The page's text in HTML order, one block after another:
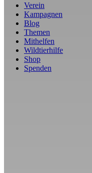
Verein
Kampagnen
Blog
Themen
Mithelfen
Wildtierhilfe
Shop
Spenden